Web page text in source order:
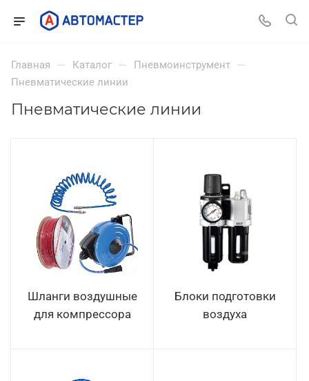
Главная — Каталог — Пневмоинструмент —
Пневматические линии
Пневматические линии
Шланги воздушные
для компрессора
Блоки подготовки
воздуха